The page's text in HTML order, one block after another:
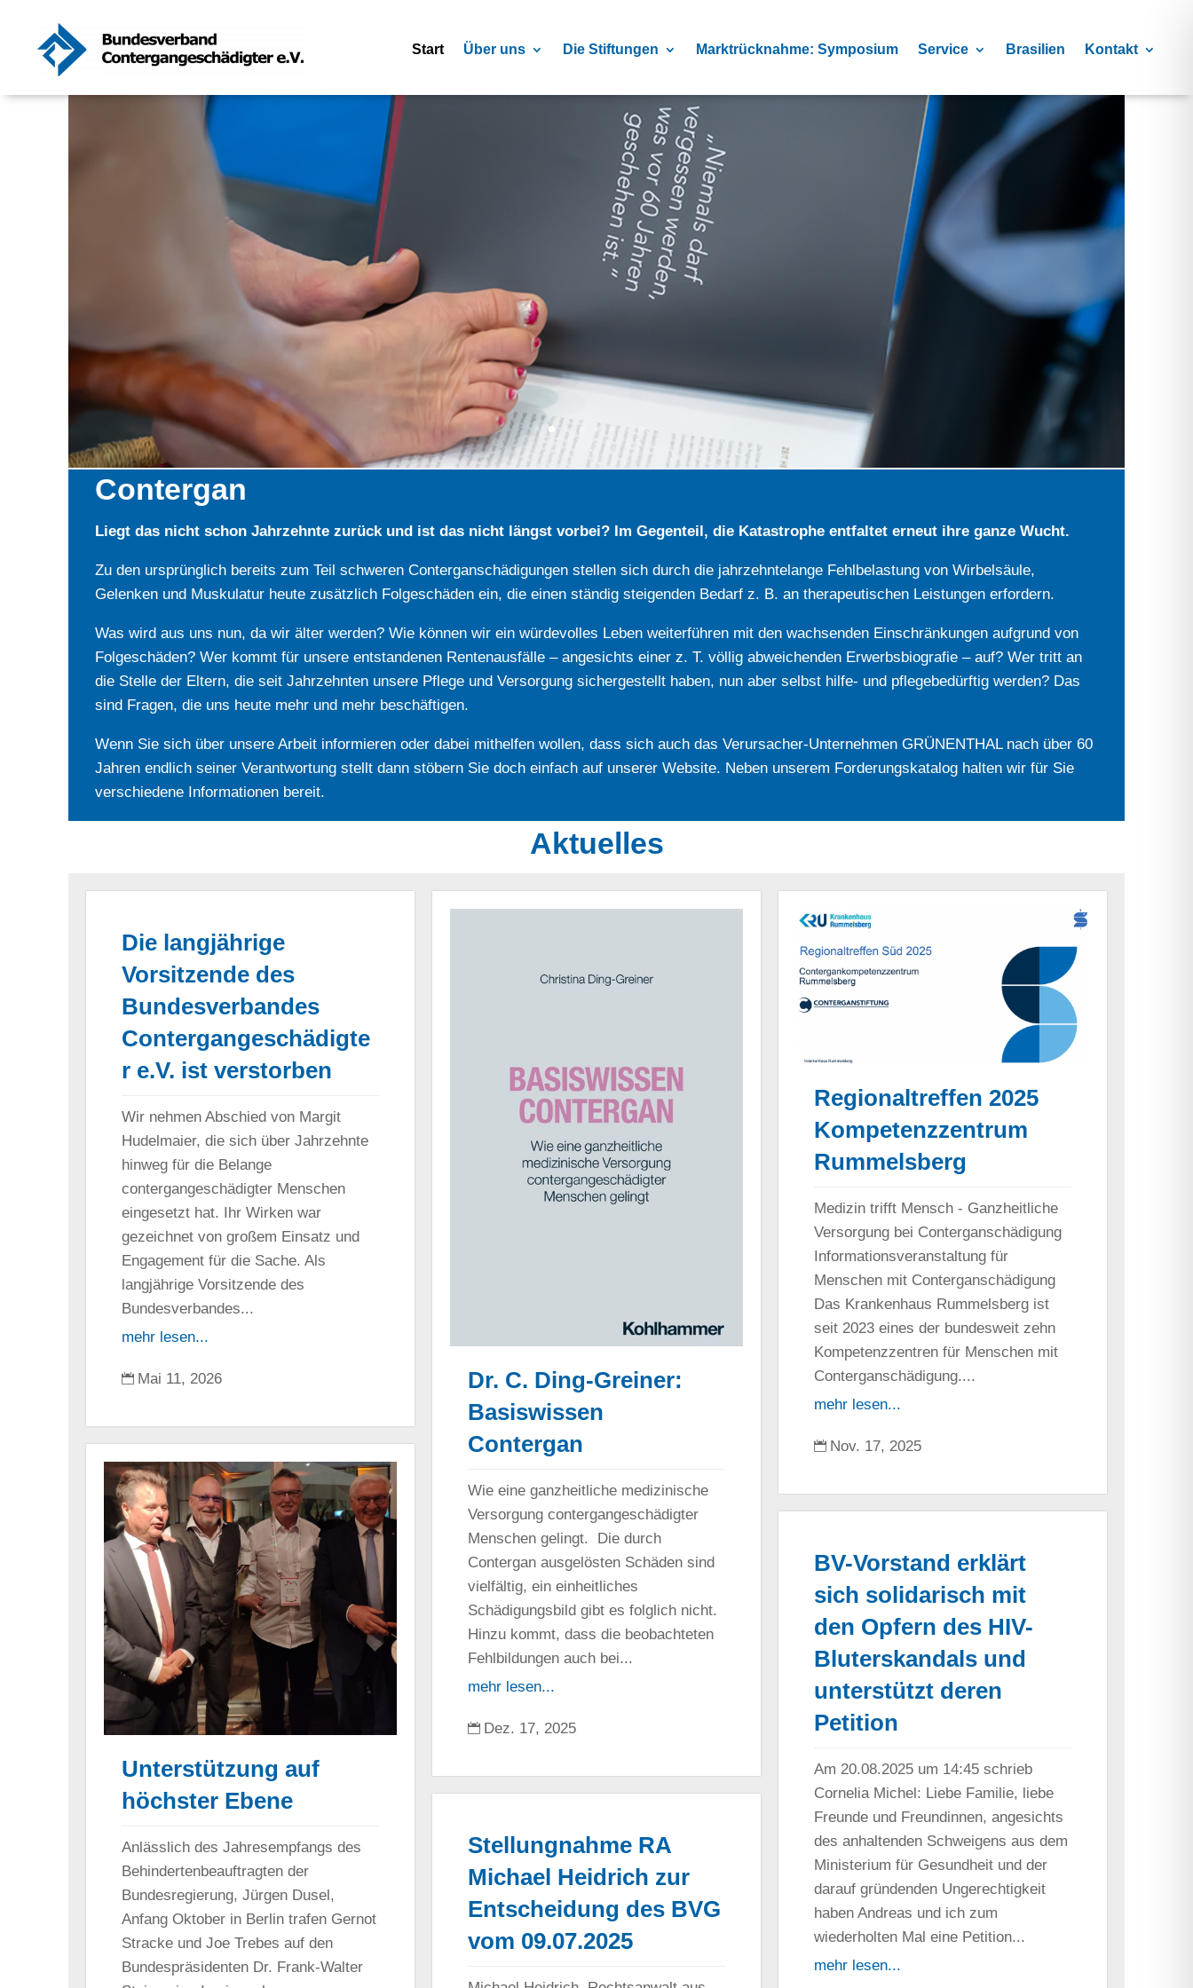
Start Über uns Die Stiftungen Marktrücknahme: Symposium Service Brasilien Kontakt
Contergan
Liegt das nicht schon Jahrzehnte zurück und ist das nicht längst vorbei? Im Gegenteil, die Katastrophe entfaltet erneut ihre ganze Wucht.
Zu den ursprünglich bereits zum Teil schweren Conterganschädigungen stellen sich durch die jahrzehntelange Fehlbelastung von Wirbelsäule,
Gelenken und Muskulatur heute zusätzlich Folgeschäden ein, die einen ständig steigenden Bedarf z. B. an therapeutischen Leistungen erfordern.
Was wird aus uns nun, da wir älter werden? Wie können wir ein würdevolles Leben weiterführen mit den wachsenden Einschränkungen aufgrund von
Folgeschäden? Wer kommt für unsere entstandenen Rentenausfälle – angesichts einer z. T. völlig abweichenden Erwerbsbiografie – auf? Wer tritt an
die Stelle der Eltern, die seit Jahrzehnten unsere Pflege und Versorgung sichergestellt haben, nun aber selbst hilfe- und pflegebedürftig werden? Das
sind Fragen, die uns heute mehr und mehr beschäftigen.
Wenn Sie sich über unsere Arbeit informieren oder dabei mithelfen wollen, dass sich auch das Verursacher-Unternehmen GRÜNENTHAL nach über 60
Jahren endlich seiner Verantwortung stellt dann stöbern Sie doch einfach auf unserer Website. Neben unserem Forderungskatalog halten wir für Sie
verschiedene Informationen bereit.
Aktuelles
Die langjährige
Vorsitzende des
Bundesverbandes
Contergangeschädigte
r e.V. ist verstorben
Wir nehmen Abschied von Margit
Hudelmaier, die sich über Jahrzehnte
hinweg für die Belange
contergangeschädigter Menschen
eingesetzt hat. Ihr Wirken war
gezeichnet von großem Einsatz und
Engagement für die Sache. Als
langjährige Vorsitzende des
Bundesverbandes...
mehr lesen...
 Mai 11, 2026
Dr. C. Ding-Greiner:
Basiswissen
Contergan
Wie eine ganzheitliche medizinische
Versorgung contergangeschädigter
Menschen gelingt. Die durch
Contergan ausgelösten Schäden sind
vielfältig, ein einheitliches
Schädigungsbild gibt es folglich nicht.
Hinzu kommt, dass die beobachteten
Fehlbildungen auch bei...
mehr lesen...
 Dez. 17, 2025
Regionaltreffen 2025
Kompetenzzentrum
Rummelsberg
Medizin trifft Mensch - Ganzheitliche
Versorgung bei Conterganschädigung
Informationsveranstaltung für
Menschen mit Conterganschädigung
Das Krankenhaus Rummelsberg ist
seit 2023 eines der bundesweit zehn
Kompetenzzentren für Menschen mit
Conterganschädigung....
mehr lesen...
 Nov. 17, 2025
Unterstützung auf
höchster Ebene
Anlässlich des Jahresempfangs des
Behindertenbeauftragten der
Bundesregierung, Jürgen Dusel,
Anfang Oktober in Berlin trafen Gernot
Stracke und Joe Trebes auf den
Bundespräsidenten Dr. Frank-Walter
BV-Vorstand erklärt
sich solidarisch mit
den Opfern des HIV-
Bluterskandals und
unterstützt deren
Petition
Am 20.08.2025 um 14:45 schrieb
Cornelia Michel: Liebe Familie, liebe
Freunde und Freundinnen, angesichts
des anhaltenden Schweigens aus dem
Ministerium für Gesundheit und der
darauf gründenden Ungerechtigkeit
haben Andreas und ich zum
wiederholten Mal eine Petition...
mehr lesen...
Stellungnahme RA
Michael Heidrich zur
Entscheidung des BVG
vom 09.07.2025